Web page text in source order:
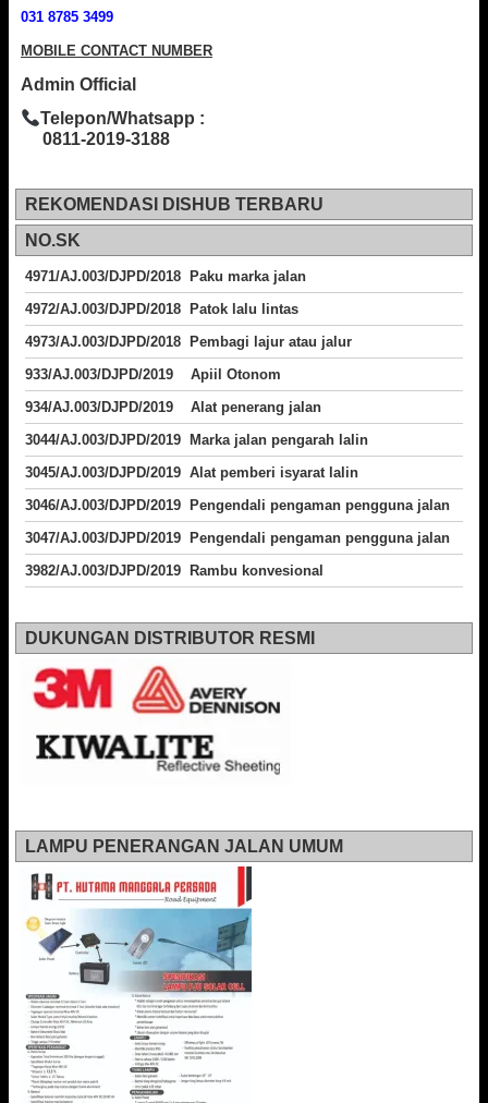
031 8785 3499
MOBILE CONTACT NUMBER
Admin Official
Telepon/Whatsapp :
0811-2019-3188
REKOMENDASI DISHUB TERBARU
NO.SK
4971/AJ.003/DJPD/2018 Paku marka jalan
4972/AJ.003/DJPD/2018 Patok lalu lintas
4973/AJ.003/DJPD/2018
Pembagi lajur atau jalur
933/AJ.003/DJPD/2019 Apiil Otonom
934/AJ.003/DJPD/2019 Alat penerang jalan
3044/AJ.003/DJPD/2019 Marka jalan pengarah lalin
3045/AJ.003/DJPD/2019 Alat pemberi isyarat lalin
3046/AJ.003/DJPD/2019 Pengendali pengaman pengguna jalan
3047/AJ.003/DJPD/2019 Pengendali pengaman pengguna jalan
3982/AJ.003/DJPD/2019 Rambu konvesional
DUKUNGAN DISTRIBUTOR RESMI
LAMPU PENERANGAN JALAN UMUM